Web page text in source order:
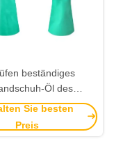
beständiges
Öl des
8 M Size
Chemical saures
Öl-Nitril
Sie besten
Preis